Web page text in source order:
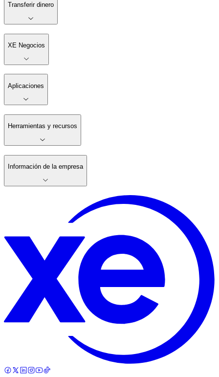
Transferir dinero
XE Negocios
Aplicaciones
Herramientas y recursos
Información de la empresa